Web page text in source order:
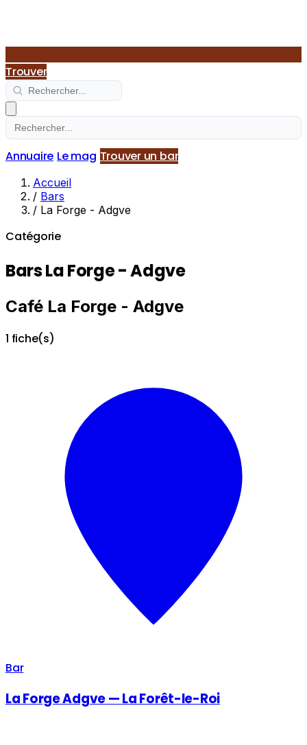
Trouver
Annuaire Le mag Trouver un bar
Accueil
/ Bars
/ La Forge - Adgve
Catégorie
Bars La Forge - Adgve
Café La Forge - Adgve
1 fiche(s)
Bar
La Forge Adgve — La Forêt-le-Roi